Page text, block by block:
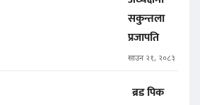
सकुन्तला
प्रजापति
साउन २१, २०८३
ब्रड पिक